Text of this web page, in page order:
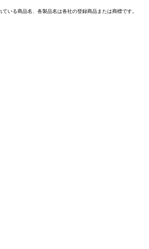
いる商品名、各製品名は各社の登録商品または商標です。